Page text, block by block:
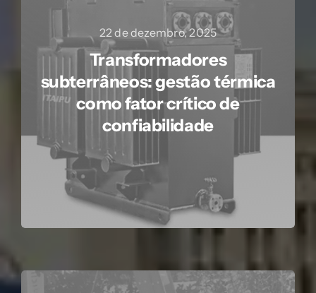
22 de dezembro, 2025
Transformadores
subterrâneos: gestão térmica
como fator crítico de
confiabilidade